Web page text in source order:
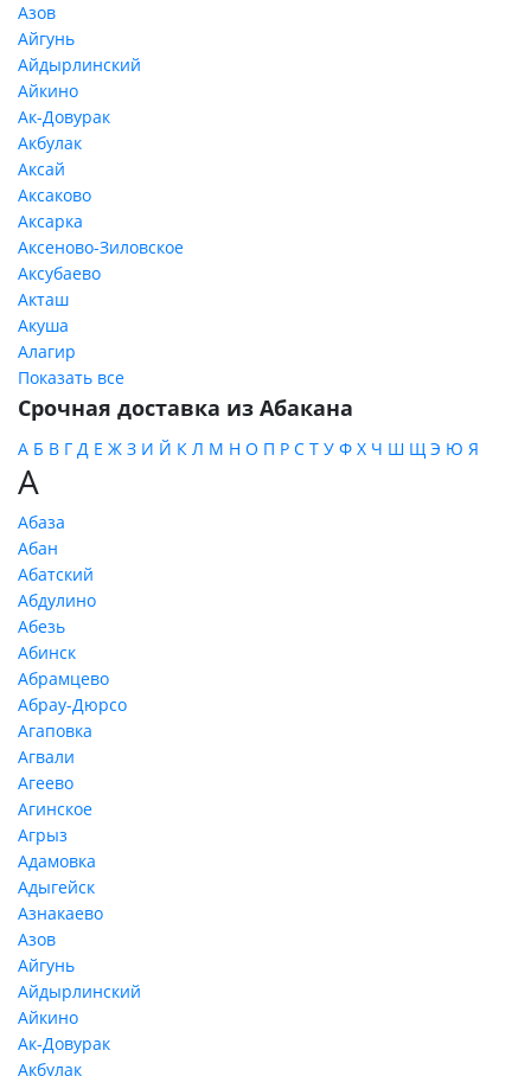
Азов
Айгунь
Айдырлинский
Айкино
Ак-Довурак
Акбулак
Аксай
Аксаково
Аксарка
Аксеново-Зиловское
Аксубаево
Акташ
Акуша
Алагир
Показать все
Срочная доставка из Абакана
А Б В Г Д Е Ж З И Й К Л М Н О П Р С Т У Ф Х Ч Ш Щ Э Ю Я
А
Абаза
Абан
Абатский
Абдулино
Абезь
Абинск
Абрамцево
Абрау-Дюрсо
Агаповка
Агвали
Агеево
Агинское
Агрыз
Адамовка
Адыгейск
Азнакаево
Азов
Айгунь
Айдырлинский
Айкино
Ак-Довурак
Акбулак